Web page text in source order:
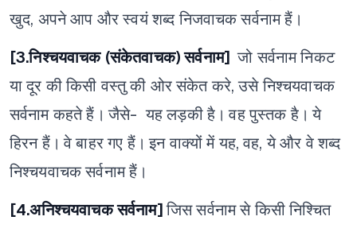
खुद, अपने आप और स्वयं शब्द निजवाचक सर्वनाम हैं।
[3.निश्चयवाचक (संकेतवाचक) सर्वनाम]
जो सर्वनाम निकट
या दूर की किसी वस्तु की ओर संकेत करे, उसे निश्चयवाचक
सर्वनाम कहते हैं। जैसे- यह लड़की है। वह पुस्तक है। ये
हिरन हैं। वे बाहर गए हैं। इन वाक्यों में यह, वह, ये और वे शब्द
निश्चयवाचक सर्वनाम हैं।
[4.अनिश्चयवाचक सर्वनाम] जिस सर्वनाम से किसी निश्चित